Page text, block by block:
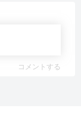
コメントする